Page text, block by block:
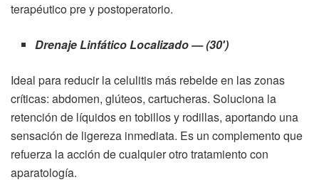
terapéutico pre y postoperatorio.
Drenaje Linfático Localizado — (30′)
Ideal para reducir la celulitis más rebelde en las zonas
críticas: abdomen, glúteos, cartucheras. Soluciona la
retención de líquidos en tobillos y rodillas, aportando una
sensación de ligereza inmediata. Es un complemento que
refuerza la acción de cualquier otro tratamiento con
aparatología.